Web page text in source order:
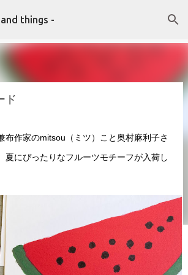
してメイン コンテンツに移動
things -
ド
布作家のmitsou（ミツ）こと奥村麻利子さ
夏にぴったりなフルーツモチーフが入荷し